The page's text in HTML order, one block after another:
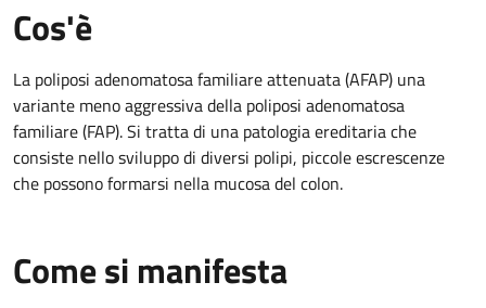
Cos'è
La poliposi adenomatosa familiare attenuata (AFAP) una
variante meno aggressiva della poliposi adenomatosa
familiare (FAP). Si tratta di una patologia ereditaria che
consiste nello sviluppo di diversi polipi, piccole escrescenze
che possono formarsi nella mucosa del colon.
Come si manifesta